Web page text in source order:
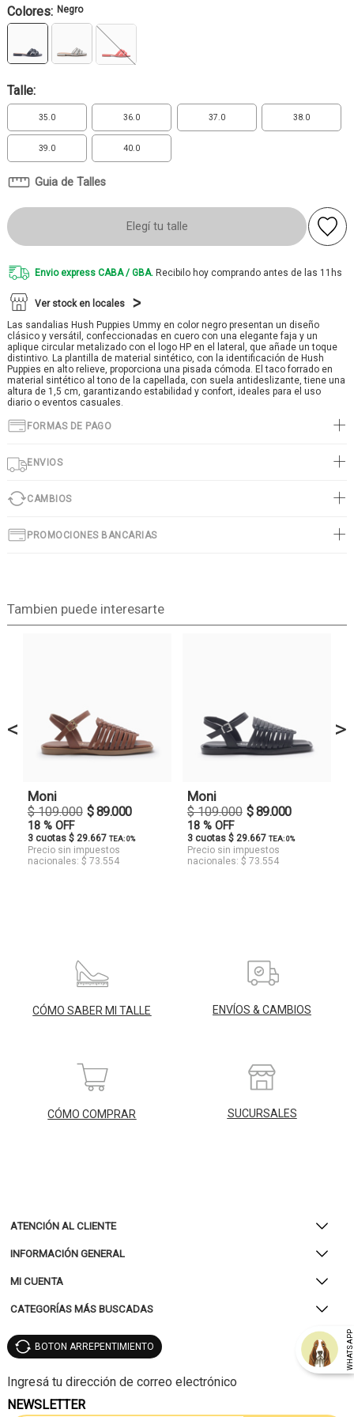
Colores: Negro
Talle:
35.0 36.0 37.0 38.0
39.0 40.0
Guia de Talles
Elegí tu talle
Envio express CABA / GBA. Recibilo hoy comprando antes de las 11hs
Ver stock en locales
Las sandalias Hush Puppies Ummy en color negro presentan un diseño
clásico y versátil, confeccionadas en cuero con una elegante faja y un
aplique circular metalizado con el logo HP en el lateral, que añade un toque
distintivo. La plantilla de material sintético, con la identificación de Hush
Puppies en alto relieve, proporciona una pisada cómoda. El taco forrado en
material sintético al tono de la capellada, con suela antideslizante, tiene una
altura de 1,5 cm, garantizando estabilidad y confort, ideales para el uso
diario o eventos casuales.
FORMAS DE PAGO
ENVIOS
CAMBIOS
PROMOCIONES BANCARIAS
Tambien puede interesarte
<
Moni
$ 109.000 $ 89.000
18 % OFF
3 cuotas $ 29.667 TEA: 0%
Precio sin impuestos
nacionales: $ 73.554
Moni
$ 109.000 $ 89.000
18 % OFF
3 cuotas $ 29.667 TEA: 0%
Precio sin impuestos
nacionales: $ 73.554
>
CÓMO SABER MI TALLE ENVÍOS & CAMBIOS
CÓMO COMPRAR SUCURSALES
ATENCIÓN AL CLIENTE
INFORMACIÓN GENERAL
MI CUENTA
CATEGORÍAS MÁS BUSCADAS
WHATSAPP
BOTON ARREPENTIMIENTO
NEWSLETTER